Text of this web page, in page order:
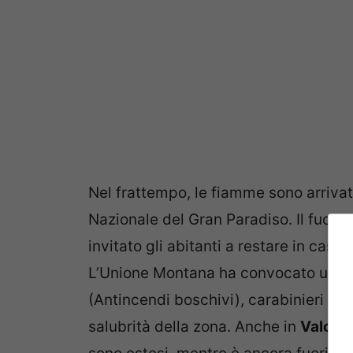
Nel frattempo, le fiamme sono
Nazionale del Gran Paradiso. Il
invitato gli abitanti a restare in casa,
L’Unione Montana ha convocato un
(Antincendi boschivi), carabinieri e
salubrità della zona. Anche in